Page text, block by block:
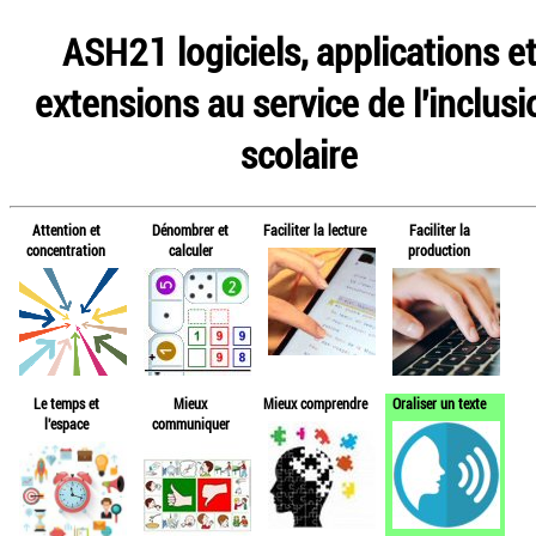
ASH21 logiciels, applications et
extensions au service de
scolaire
Attention et
concentration
Dénombrer et
calculer
Faciliter la lecture
Faciliter la
production
Le temps et
l'espace
Mieux
communiquer
Mieux comprendre Oraliser un texte